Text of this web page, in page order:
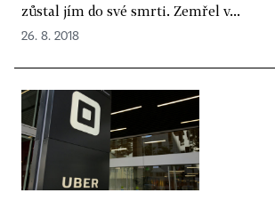
zůstal jím do své smrti. Zemřel v...
26. 8. 2018